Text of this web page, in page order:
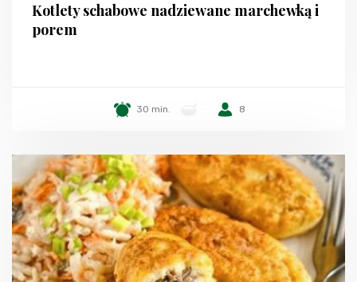
Kotlety schabowe nadziewane marchewką i
porem
30 min. 8